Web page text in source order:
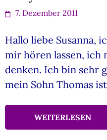
7. Dezember 2011
Hallo liebe Susanna,
mir hören lassen, ich
denken. Ich bin sehr
mein Sohn Thomas
WEITERLESEN